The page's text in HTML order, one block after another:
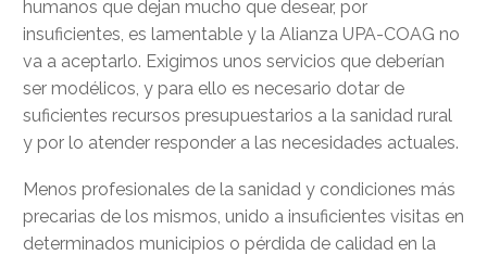
humanos que dejan mucho que desear, por
insuficientes, es lamentable y la Alianza UPA-COAG no
va a aceptarlo. Exigimos unos servicios que deberían
ser modélicos, y para ello es necesario dotar de
suficientes recursos presupuestarios a la sanidad rural
y por lo atender responder a las necesidades actuales.
Menos profesionales de la sanidad y condiciones más
precarias de los mismos, unido a insuficientes visitas en
determinados municipios o pérdida de calidad en la